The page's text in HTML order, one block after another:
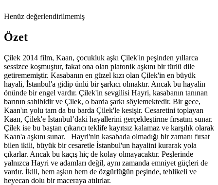
Henüz değerlendirilmemiş
Özet
Çilek 2014 film, Kaan, çocukluk aşkı Çilek'in peşinden yıllarca
sessizce koşmuştur, fakat ona olan platonik aşkını bir türlü dile
getirememiştir. Kasabanın en güzel kızı olan Çilek'in en büyük
hayali, İstanbul'a gidip ünlü bir şarkıcı olmaktır. Ancak bu hayalin
önünde bir engel vardır. Çilek'in sevgilisi Hayri, kasabanın tanınan
barının sahibidir ve Çilek, o barda şarkı söylemektedir. Bir gece,
Kaan'ın yolu tam da bu barda Çilek'le kesişir. Cesaretini toplayan
Kaan, Çilek'e İstanbul’daki hayallerini gerçekleştirme fırsatını sunar.
Çilek ise bu baştan çıkarıcı teklife kayıtsız kalamaz ve karşılık olarak
Kaan'a aşkını sunar. Hayri'nin kasabada olmadığı bir zamanı fırsat
bilen ikili, büyük bir cesaretle İstanbul'un hayalini kurarak yola
çıkarlar. Ancak bu kaçış hiç de kolay olmayacaktır. Peşlerinde
yalnızca Hayri ve adamları değil, aynı zamanda emniyet güçleri de
vardır. İkili, hem aşkın hem de özgürlüğün peşinde, tehlikeli ve
heyecan dolu bir maceraya atılırlar.